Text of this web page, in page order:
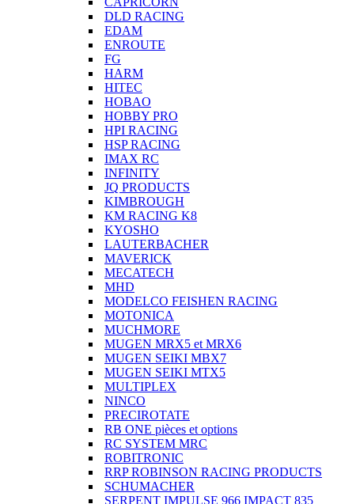
DLD RACING
EDAM
ENROUTE
FG
HARM
HITEC
HOBAO
HOBBY PRO
HPI RACING
HSP RACING
IMAX RC
INFINITY
JQ PRODUCTS
KIMBROUGH
KM RACING K8
KYOSHO
LAUTERBACHER
MAVERICK
MECATECH
MHD
MODELCO FEISHEN RACING
MOTONICA
MUCHMORE
MUGEN MRX5 et MRX6
MUGEN SEIKI MBX7
MUGEN SEIKI MTX5
MULTIPLEX
NINCO
PRECIROTATE
RB ONE pièces et options
RC SYSTEM MRC
ROBITRONIC
RRP ROBINSON RACING PRODUCTS
SCHUMACHER
SERPENT IMPULSE 966 IMPACT 835